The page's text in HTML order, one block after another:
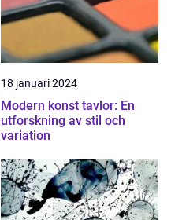
18 januari 2024
Modern konst tavlor: En
utforskning av stil och
variation